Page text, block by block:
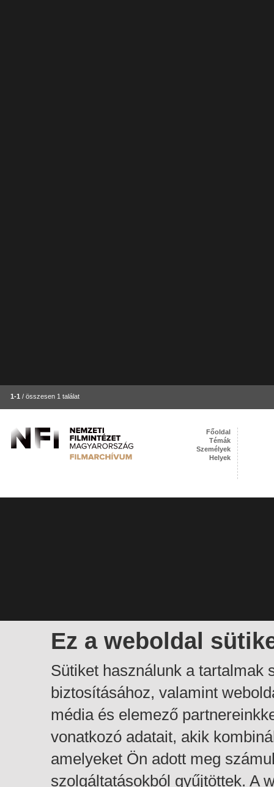
1-1 / összesen 1 találat
Ez a weboldal
Sütiket használunk a tartalmak
biztosításához, valamint
média és elemező
vonatkozó adatait, akik
amelyeket Ön adott meg
szolgáltatásokból gyűjtöttek. A
Főoldal
Témák
Személyek
Helyek